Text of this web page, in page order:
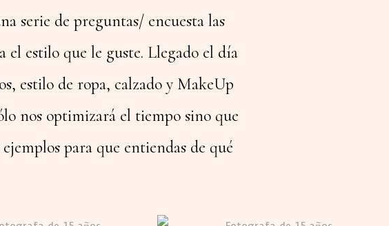
serie de preguntas/ encuesta las
el estilo que le guste. Llegado el día
estilo de ropa, calzado y MakeUp
nos optimizará el tiempo sino que
para que entiendas de qué